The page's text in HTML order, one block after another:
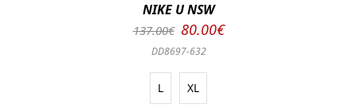
NIKE U NSW
137.00€ 80.00€
DD8697-632
L XL